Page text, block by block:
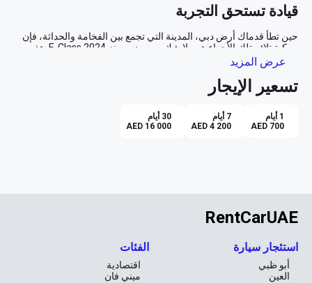
قيادة تستحق التجربة
تفاصيل تجذب الأنظار
عرض المزيد
تسعير الإيجار
1 أيام
AED 700
7 أيام
AED 4 200
30 أيام
AED 16 000
RentCarUAE
استئجار سيارة
أبو ظبي
العين
الفئات
اقتصادية
ميني فان